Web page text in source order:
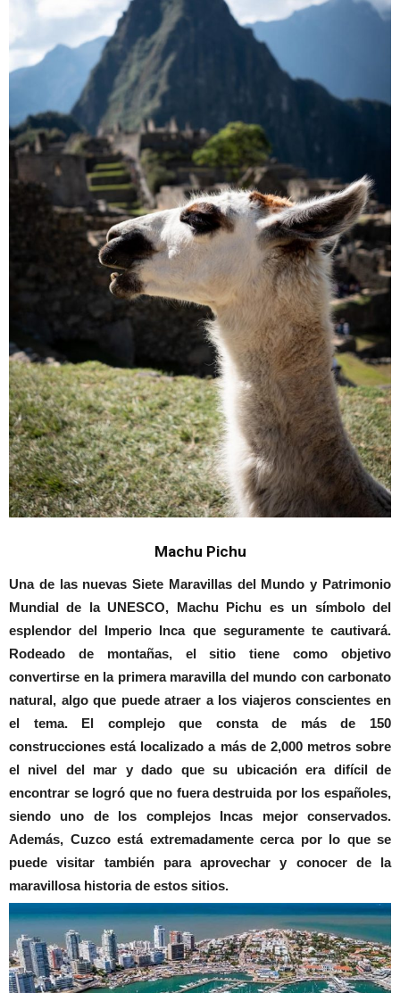
Machu Pichu
Una de las nuevas Siete Maravillas del Mundo y Patrimonio
Mundial de la UNESCO, Machu Pichu es un símbolo del
esplendor del Imperio Inca que seguramente te cautivará.
Rodeado de montañas, el sitio tiene como objetivo
convertirse en la primera maravilla del mundo con carbonato
natural, algo que puede atraer a los viajeros conscientes en
el tema. El complejo que consta de más de 150
construcciones está localizado a más de 2,000 metros sobre
el nivel del mar y dado que su ubicación era difícil de
encontrar se logró que no fuera destruida por los españoles,
siendo uno de los complejos Incas mejor conservados.
Además, Cuzco está extremadamente cerca por lo que se
puede visitar también para aprovechar y conocer de la
maravillosa historia de estos sitios.